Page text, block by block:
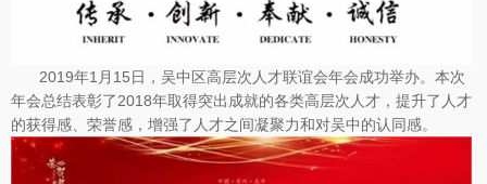
2019年1月15日，吴中区高层次人才联谊会年会成功举办。本次
年会总结表彰了2018年取得突出成就的各类高层次人才，提升了人才
的获得感、荣誉感，增强了人才之间凝聚力和对吴中的认同感。